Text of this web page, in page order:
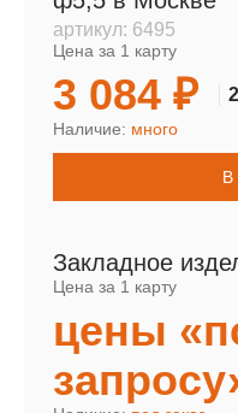
артикул: 6495
Цена за 1 карту
3 084 ₽
Наличие: много
Закладное
Цена за 1 карту
цены